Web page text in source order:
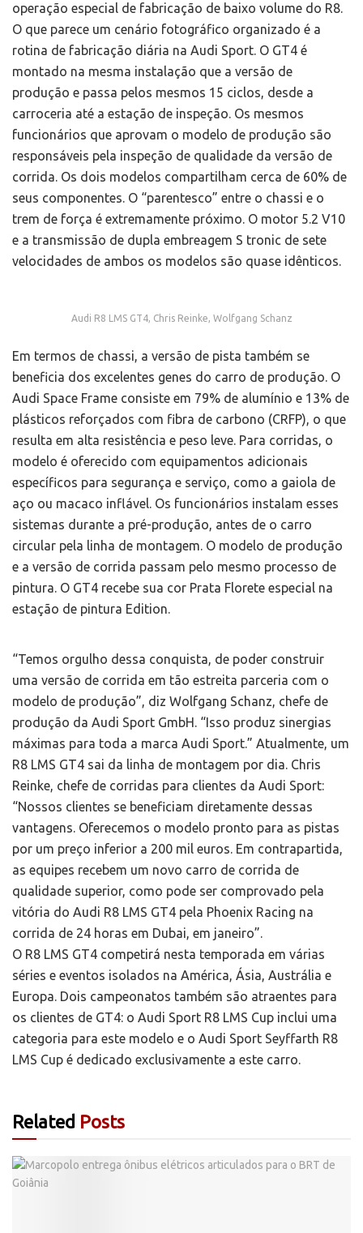
operação especial de fabricação de baixo volume do R8.
O que parece um cenário fotográfico organizado é a
rotina de fabricação diária na Audi Sport. O GT4 é
montado na mesma instalação que a versão de
produção e passa pelos mesmos 15 ciclos, desde a
carroceria até a estação de inspeção. Os mesmos
funcionários que aprovam o modelo de produção são
responsáveis pela inspeção de qualidade da versão de
corrida. Os dois modelos compartilham cerca de 60% de
seus componentes. O “parentesco” entre o chassi e o
trem de força é extremamente próximo. O motor 5.2 V10
e a transmissão de dupla embreagem S tronic de sete
velocidades de ambos os modelos são quase idênticos.
Audi R8 LMS GT4, Chris Reinke, Wolfgang Schanz
Em termos de chassi, a versão de pista também se
beneficia dos excelentes genes do carro de produção. O
Audi Space Frame consiste em 79% de alumínio e 13% de
plásticos reforçados com fibra de carbono (CRFP), o que
resulta em alta resistência e peso leve. Para corridas, o
modelo é oferecido com equipamentos adicionais
específicos para segurança e serviço, como a gaiola de
aço ou macaco inflável. Os funcionários instalam esses
sistemas durante a pré-produção, antes de o carro
circular pela linha de montagem. O modelo de produção
e a versão de corrida passam pelo mesmo processo de
pintura. O GT4 recebe sua cor Prata Florete especial na
estação de pintura Edition.
“Temos orgulho dessa conquista, de poder construir
uma versão de corrida em tão estreita parceria com o
modelo de produção”, diz Wolfgang Schanz, chefe de
produção da Audi Sport GmbH. “Isso produz sinergias
máximas para toda a marca Audi Sport.” Atualmente, um
R8 LMS GT4 sai da linha de montagem por dia. Chris
Reinke, chefe de corridas para clientes da Audi Sport:
“Nossos clientes se beneficiam diretamente dessas
vantagens. Oferecemos o modelo pronto para as pistas
por um preço inferior a 200 mil euros. Em contrapartida,
as equipes recebem um novo carro de corrida de
qualidade superior, como pode ser comprovado pela
vitória do Audi R8 LMS GT4 pela Phoenix Racing na
corrida de 24 horas em Dubai, em janeiro”.
O R8 LMS GT4 competirá nesta temporada em várias
séries e eventos isolados na América, Ásia, Austrália e
Europa. Dois campeonatos também são atraentes para
os clientes de GT4: o Audi Sport R8 LMS Cup inclui uma
categoria para este modelo e o Audi Sport Seyffarth R8
LMS Cup é dedicado exclusivamente a este carro.
Related Posts